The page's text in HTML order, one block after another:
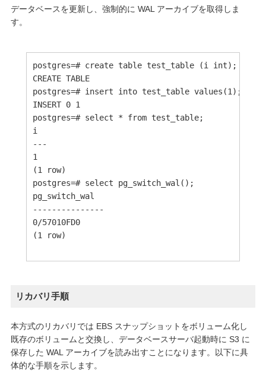
データベースを更新し、強制的に WAL アーカイブを取得しま
す。
postgres=# create table test_table (i int);
CREATE TABLE
postgres=# insert into test_table values(1);
INSERT 0 1
postgres=# select * from test_table;
i
---
1
(1 row)
postgres=# select pg_switch_wal();
pg_switch_wal
---------------
0/57010FD0
(1 row)
リカバリ手順
本方式のリカバリでは EBS スナップショットをボリューム化し
既存のボリュームと交換し、データベースサーバ起動時に S3 に
保存した WAL アーカイブを読み出すことになります。以下に具
体的な手順を示します。